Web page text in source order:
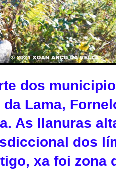
dos
Lama,
As llanuras
dos
xa foi zona